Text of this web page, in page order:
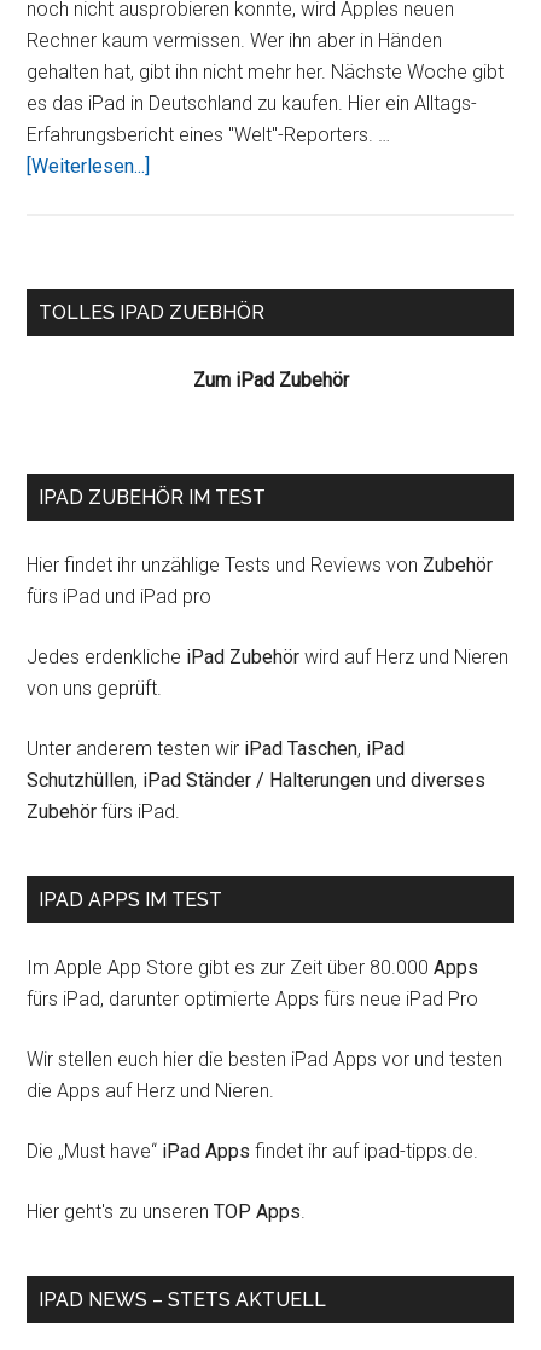
noch nicht ausprobieren konnte, wird Apples neuen
Rechner kaum vermissen. Wer ihn aber in Händen
gehalten hat, gibt ihn nicht mehr her. Nächste Woche gibt
es das iPad in Deutschland zu kaufen. Hier ein Alltags-
Erfahrungsbericht eines "Welt"-Reporters. …
[Weiterlesen...]
das
iPad
Seitenspalte
TOLLES IPAD ZUEBHÖR
Zum iPad Zubehör
IPAD ZUBEHÖR IM TEST
Hier findet ihr unzählige Tests und Reviews von Zubehör
fürs iPad und iPad pro
Jedes erdenkliche iPad Zubehör wird auf Herz und Nieren
von uns geprüft.
Unter anderem testen wir iPad Taschen, iPad
Schutzhüllen, iPad Ständer / Halterungen unddiverses
Zubehör fürs iPad.
IPAD APPS IM TEST
Im Apple App Store gibt es zur Zeit über 80.000Apps
fürs iPad, darunter optimierte Apps fürs neue iPad Pro
Wir stellen euch hier die besten iPad Apps vor und testen
die Apps auf Herz und Nieren.
Die „Must have“ iPad Apps findet ihr auf ipad-tipps.de.
Hier geht's zu unserenTOP Apps.
IPAD NEWS – STETS AKTUELL